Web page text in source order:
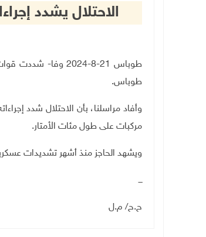
الاحتلال يشدد
طوباس 21-8-2024
طوباس.
وأفاد مراسلنا، بأن الاحتلال شدد
مركبات على طول مئات الأمتار.
ويشهد الحاجز منذ أشهر تشديدات
ـــ
ح.ح/ م.ل